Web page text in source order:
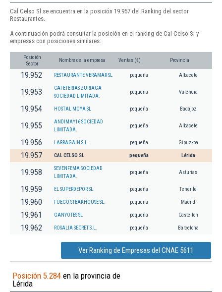
Cal Celso Sl se encuentra en la posición 19.957 del Ranking del sector
Restaurantes.
A continuación podrá consultar la posición en el ranking de Cal Celso Sl y
empresas con posiciones similares:
Posición
Sector
Nombre de la empresa Ventas (€) Provincia
19.952 RESTAURANTE VERAMAR SL pequeña Albacete
19.953
CAFETERIAS ZURIAGA
SOCIEDAD LIMITADA.
pequeña Valencia
19.954 HOSTAL MOYA SL pequeña Badajoz
19.955
ANDIMAY16 SOCIEDAD
LIMITADA.
pequeña Albacete
19.956 LARRAGAIN S.L. pequeña Gipuzkoa
19.957 CAL CELSO SL pequeña Lérida
19.958
SEVENFEMA SOCIEDAD
LIMITADA.
pequeña Asturias
19.959 EL SUPERDEPOR SL. pequeña Tenerife
19.960 FUEGO STEAKHOUSE SL. pequeña Madrid
19.961 GANYOTES SL pequeña Castellon
19.962 ROSALIA SECRET S.L. pequeña Barcelona
Ver Ranking de Empresas del CNAE 5611
Posición 5.284 en la provincia de
Lérida